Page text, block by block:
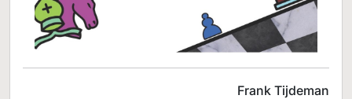
Frank Tijdeman